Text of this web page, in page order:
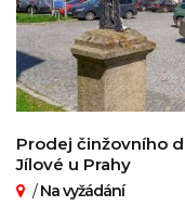
Prodej činžovního
Jílové u Prahy
/Na vyžádání